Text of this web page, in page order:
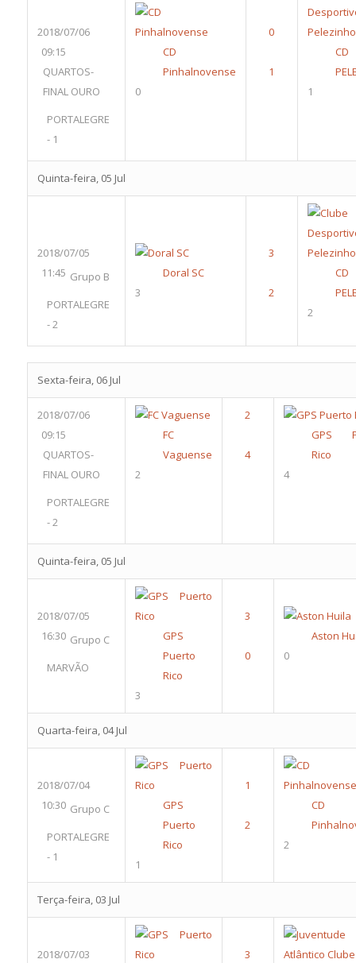
2018/07/06
09:15
QUARTOS-
FINAL OURO
PORTALEGRE
- 1
CD
Pinhalnovense
0
CD
1
Quinta-feira, 05 Jul
2018/07/05
11:45 Grupo B
PORTALEGRE
- 2
Doral SC
3
CD
2
Sexta-feira, 06 Jul
2018/07/06
09:15
QUARTOS-
FINAL OURO
PORTALEGRE
- 2
FC
Vaguense
2
GPS
Rico
4
Quinta-feira, 05 Jul
2018/07/05
16:30 Grupo C
MARVÃO
GPS
Puerto
Rico
3
Aston
0
Quarta-feira, 04 Jul
2018/07/04
10:30 Grupo C
PORTALEGRE
- 1
GPS
Puerto
Rico
1
CD
2
Terça-feira, 03 Jul
2018/07/03